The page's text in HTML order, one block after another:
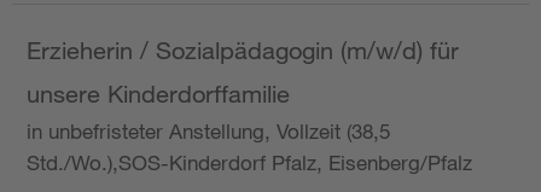
Erzieherin / Sozialpädagogin (m/w/d) für
unsere Kinderdorffamilie
in unbefristeter Anstellung, Vollzeit (38,5
Std./Wo.),SOS-Kinderdorf Pfalz, Eisenberg/Pfalz